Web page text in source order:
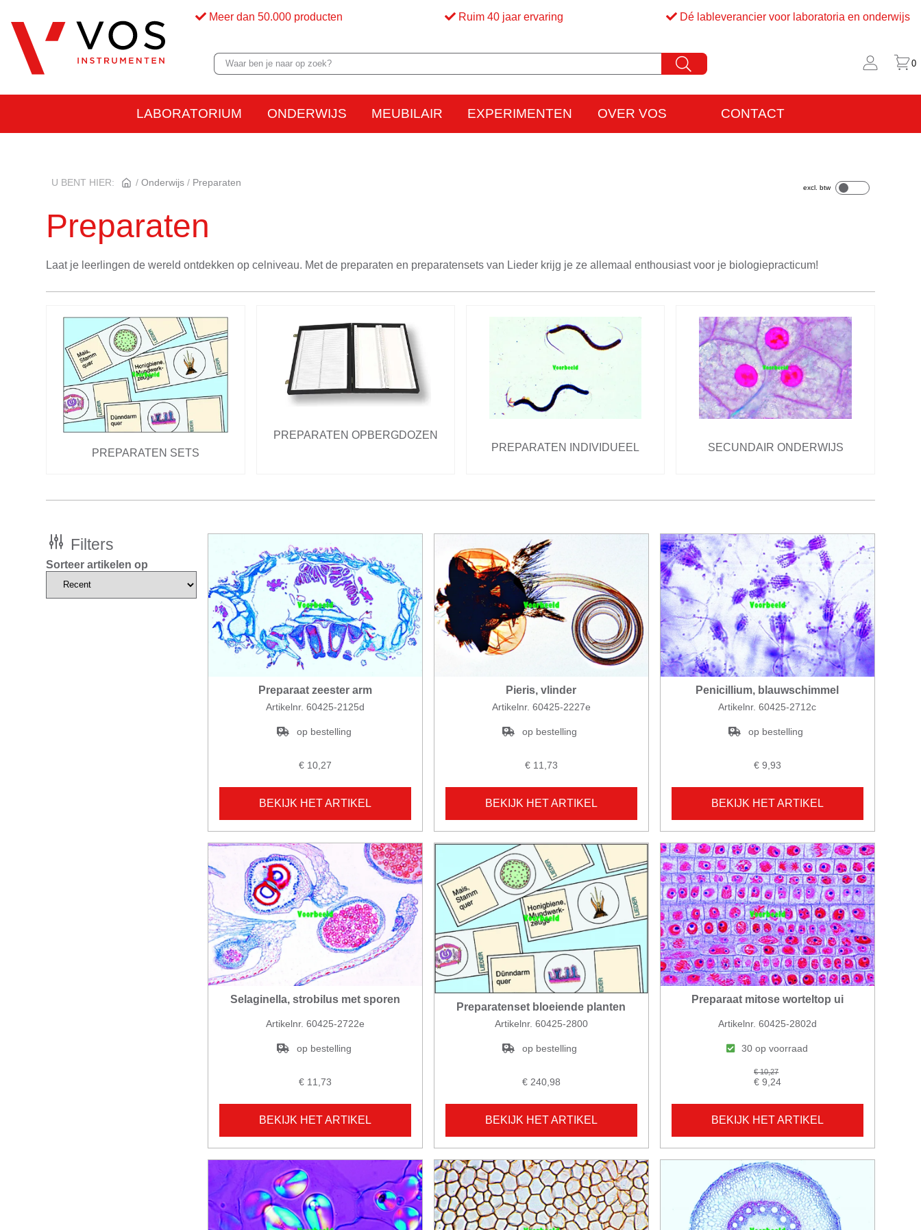
Meer dan 50.000 producten Ruim 40 jaar ervaring Dé lableverancier voor laboratoria en onderwijs
0
LABORATORIUM ONDERWIJS MEUBILAIR EXPERIMENTEN OVER VOS CONTACT
U BENT HIER: Onderwijs Preparaten
Preparaten
Laat je leerlingen de wereld ontdekken op celniveau. Met de preparaten en preparatensets van Lieder krijg je ze allemaal enthousiast voor je biologiepracticum!
PREPARATEN SETS
PREPARATEN OPBERGDOZEN
PREPARATEN INDIVIDUEEL
SECUNDAIR ONDERWIJS
Filters
Sorteer artikelen op
Preparaat zeester arm
Artikelnr. 60425-2125d
op bestelling
€ 10,27
BEKIJK HET ARTIKEL
Pieris, vlinder
Artikelnr. 60425-2227e
op bestelling
€ 11,73
BEKIJK HET ARTIKEL
Penicillium, blauwschimmel
Artikelnr. 60425-2712c
op bestelling
€ 9,93
BEKIJK HET ARTIKEL
Selaginella, strobilus met sporen
Artikelnr. 60425-2722e
op bestelling
€ 11,73
BEKIJK HET ARTIKEL
Preparatenset bloeiende planten
Artikelnr. 60425-2800
op bestelling
€ 240,98
BEKIJK HET ARTIKEL
Preparaat mitose worteltop ui
Artikelnr. 60425-2802d
30 op voorraad
€ 10,27
€ 9,24
BEKIJK HET ARTIKEL